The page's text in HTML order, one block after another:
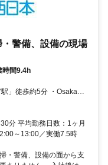
警備、設備の現場
時間9.4h
」徒歩約5分 ・Osaka
徒歩約5分
分 平均勤務日数：1ヶ月
～13:00／実働7.5時
・警備、設備の面から支